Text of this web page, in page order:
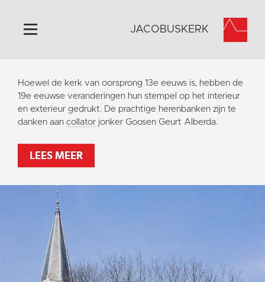
Home
Algemeen
Historie
Activiteiten
JACOBUSKERK
Hoewel de kerk van oorsprong 13e eeuws is, hebben de
19e eeuwse veranderingen hun stempel op het interieur
en exterieur gedrukt. De prachtige herenbanken zijn te
danken aan collator jonker Goosen Geurt Alberda.
LEES MEER